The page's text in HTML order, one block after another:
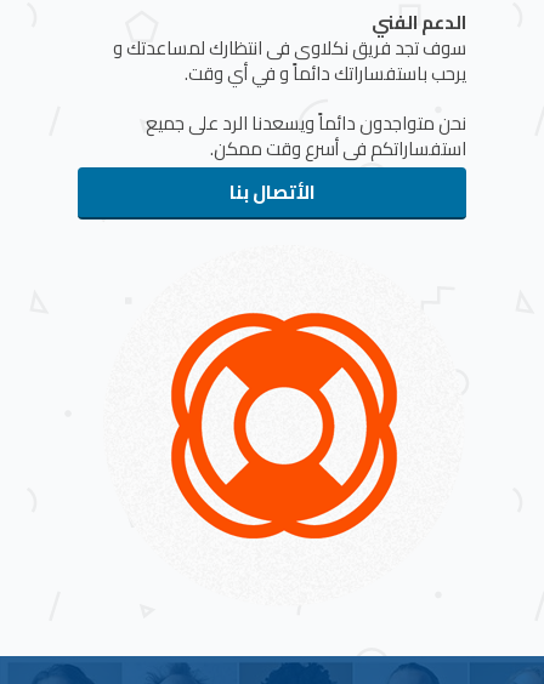
الدعم الفني
سوف تجد فريق نكلاوى فى انتظارك لمساعدتك و
يرحب باستفساراتك دائماً و في أي وقت.
نحن متواجدون دائماً ويسعدنا الرد على جميع
استفساراتكم فى أسرع وقت ممكن.
الأتصال بنا